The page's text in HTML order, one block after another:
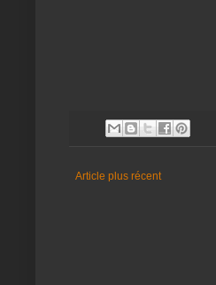
Article plus récent